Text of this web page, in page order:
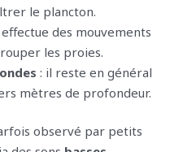
le plancton.
effectue des mouvements
les proies.
: il reste en général
mètres de profondeur.
observé par petits